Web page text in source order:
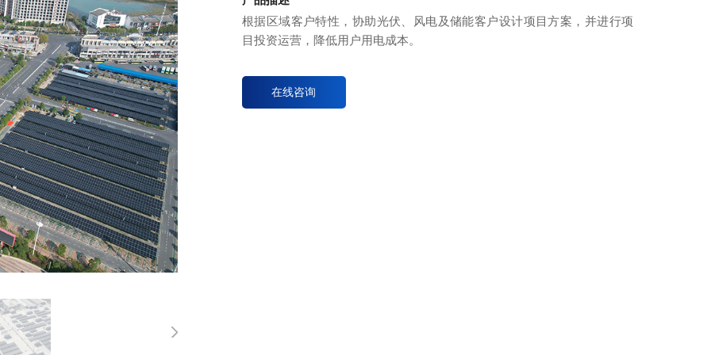
根据区域客户特性，协助光伏、风电及储能客户设计项目方案，并进行项
目投资运营，降低用户用电成本。
在线咨询